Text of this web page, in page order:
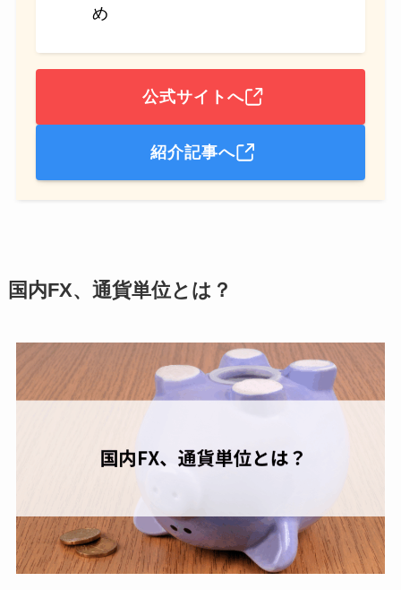
め
公式サイトへ
紹介記事へ
国内FX、通貨単位とは？